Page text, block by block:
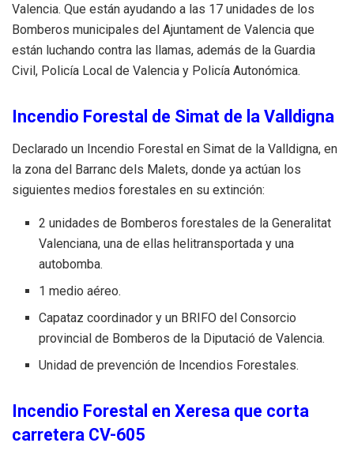
Valencia. Que están ayudando a las 17 unidades de los
Bomberos municipales del Ajuntament de Valencia que
están luchando contra las llamas, además de la Guardia
Civil, Policía Local de Valencia y Policía Autonómica.
Incendio Forestal de Simat de la Valldigna
Declarado un Incendio Forestal en Simat de la Valldigna, en
la zona del Barranc dels Malets, donde ya actúan los
siguientes medios forestales en su extinción:
2 unidades de Bomberos forestales de la Generalitat
Valenciana, una de ellas helitransportada y una
autobomba.
1 medio aéreo.
Capataz coordinador y un BRIFO del Consorcio
provincial de Bomberos de la Diputació de Valencia.
Unidad de prevención de Incendios Forestales.
Incendio Forestal en Xeresa que corta
carretera CV-605